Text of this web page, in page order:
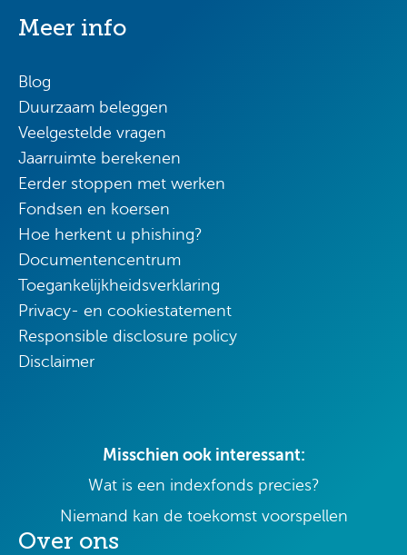
Meer info
Blog
Duurzaam beleggen
Veelgestelde vragen
Jaarruimte berekenen
Eerder stoppen met werken
Fondsen en koersen
Hoe herkent u phishing?
Documentencentrum
Toegankelijkheidsverklaring
Privacy- en cookiestatement
Responsible disclosure policy
Disclaimer
Misschien ook interessant:
Wat is een indexfonds precies?
Niemand kan de toekomst voorspellen
Over ons